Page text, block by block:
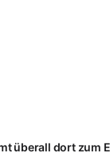
überall dort